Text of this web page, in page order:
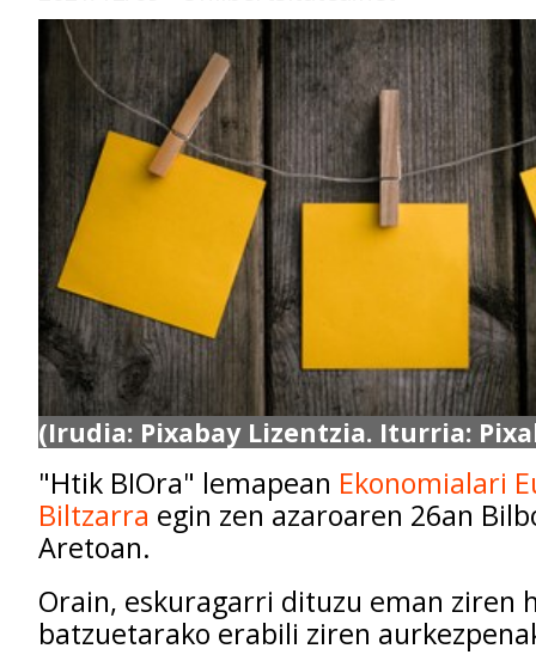
(Irudia: Pixabay Lizentzia. Iturria:
"Htik BIOra" lemapean Ekonomialari
Biltzarra egin zen azaroaren 26an
Aretoan.
Orain, eskuragarri dituzu eman ziren
batzuetarako erabili ziren